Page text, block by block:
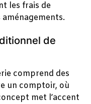
les frais de
de
comprend des
un comptoir, où
met l’accent